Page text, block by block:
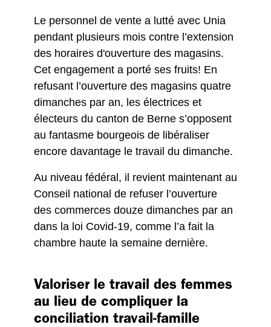
Le personnel de vente a lutté avec Unia
pendant plusieurs mois contre l’extension
des horaires d'ouverture des magasins.
Cet engagement a porté ses fruits! En
refusant l’ouverture des magasins quatre
dimanches par an, les électrices et
électeurs du canton de Berne s’opposent
au fantasme bourgeois de libéraliser
encore davantage le travail du dimanche.
Au niveau fédéral, il revient maintenant au
Conseil national de refuser l’ouverture
des commerces douze dimanches par an
dans la loi Covid-19, comme l’a fait la
chambre haute la semaine dernière.
Valoriser le travail des femmes
au lieu de compliquer la
conciliation travail-famille